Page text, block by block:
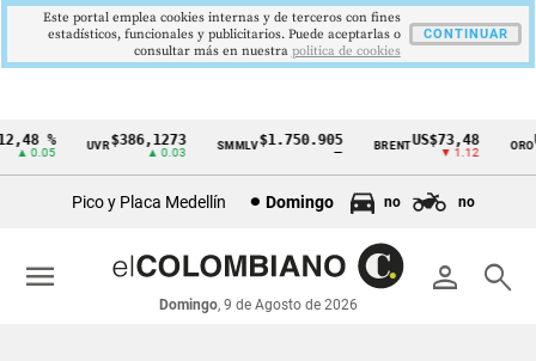
Cintillo
económicos
Colombia
%
0.05
UVR$386,1273
▲ 0.03
SMMLV$1.750.905 BRENTUS$73,48
▼ 1.12
ORO
Pico y Placa Medellín Domingo no no
person search
Domingo, 9 de Agosto de 2026
menu
Este portal emplea cookies internas y de terceros con fines
estadísticos, funcionales y publicitarios. Puede aceptarlas o
consultar más en nuestra politica de cookies
CONTINUAR